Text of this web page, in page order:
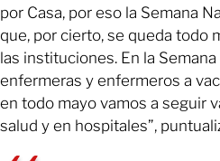
por Casa, por eso la Semana
que, por cierto, se queda todo
las instituciones. En la
enfermeras y enfermeros a
en todo mayo vamos a seguir
salud y en hospitales”,